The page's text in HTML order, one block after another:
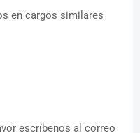
en cargos similares
escríbenos al correo